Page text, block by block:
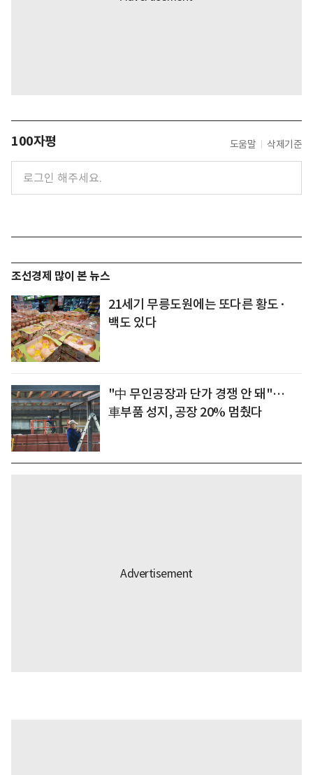
100자평 도움말 삭제기준
조선경제 많이 본 뉴스
21세기 무릉도원에는 또다른 황도·
백도 있다
"中 무인공장과 단가 경쟁 안 돼"…
車부품 성지, 공장 20% 멈췄다